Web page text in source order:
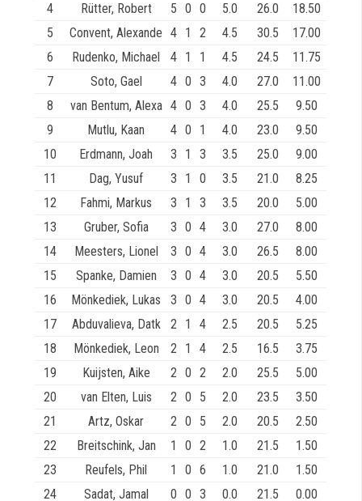
4
Rütter, Robert 5 0 0 5.0 26.0
18.50
5
Convent, Alexande 4 1 2 4.5 30.5
17.00
6
Rudenko, Michael 4 1 1 4.5 24.5
11.75
7
Soto, Gael 4 0 3 4.0 27.0
11.00
8
van Bentum, Alexa 4 0 3 4.0 25.5
9.50
9
Mutlu, Kaan 4 0 1 4.0 23.0
9.50
10
Erdmann, Joah 3 1 3 3.5 25.0
9.00
11
Dag, Yusuf 3 1 0 3.5 21.0
8.25
12
Fahmi, Markus 3 1 3 3.5 20.0
5.00
13
Gruber, Sofia 3 0 4 3.0 27.0
8.00
14
Meesters, Lionel 3 0 4 3.0 26.5
8.00
15
Spanke, Damien 3 0 4 3.0 20.5
5.50
16
Mönkediek, Lukas 3 0 4 3.0 20.5
4.00
17
Abduvalieva, Datk 2 1 4 2.5 20.5
5.25
18
Mönkediek, Leon 2 1 4 2.5 16.5
3.75
19
Kuijsten, Aike 2 0 2 2.0 25.5
5.00
20
van Elten, Luis 2 0 5 2.0 23.5
3.50
21
Artz, Oskar 2 0 5 2.0 20.5
2.50
22
Breitschink, Jan 1 0 2 1.0 21.5
1.50
23
Reufels, Phil 1 0 6 1.0 21.0
1.50
24
Sadat, Jamal 0 0 3 0.0 21.5 0.00